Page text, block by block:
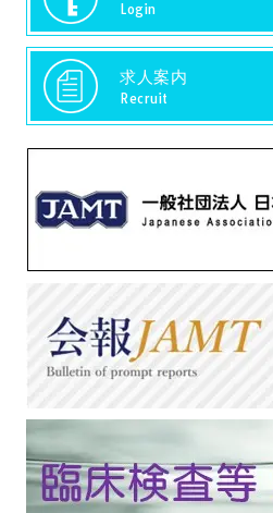
Login
求人案内
Recruit